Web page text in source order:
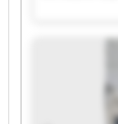
Gép Kft.
Kft. Maurer
Gép Kft.
Maurer Gép
Kft. Maurer Gép